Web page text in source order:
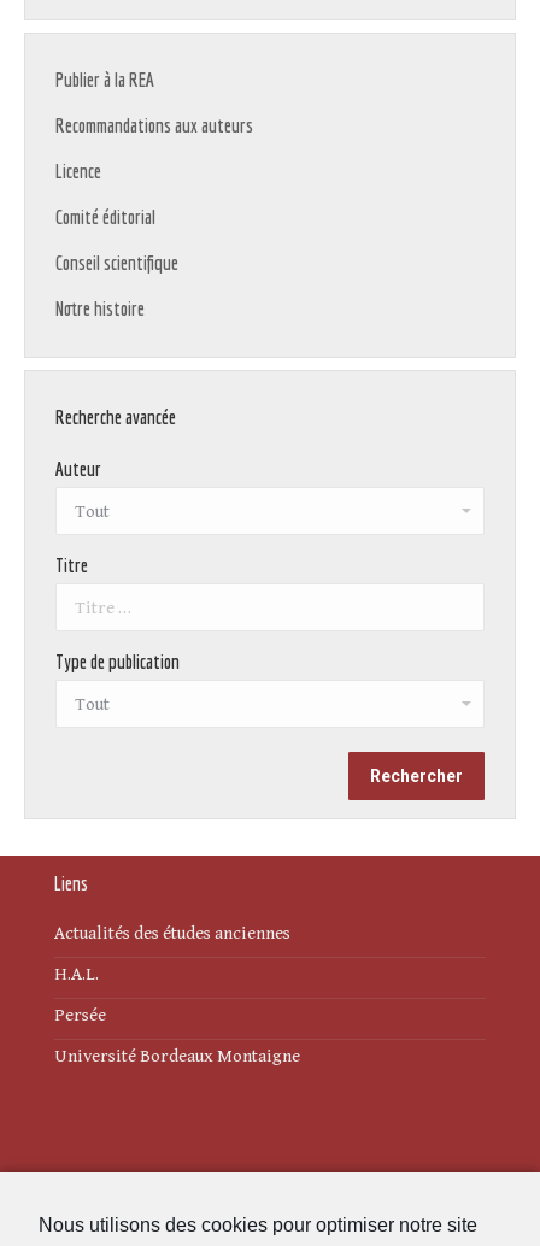
Nous utilisons des cookies pour optimiser notre site
Publier à la REA
Recommandations aux auteurs
Licence
Comité éditorial
Conseil scientifique
Notre histoire
Recherche avancée
Auteur
Titre
Type de publication
Liens
Actualités des études anciennes
H.A.L.
Persée
Université Bordeaux Montaigne
Politique de cookies (UE)